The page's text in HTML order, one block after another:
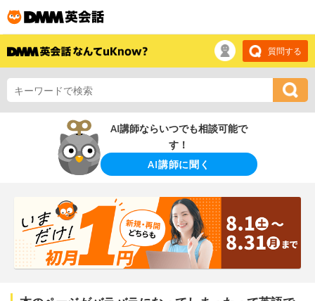
質問する
AI講師ならいつでも相談可能で
す！
AI講師に聞く